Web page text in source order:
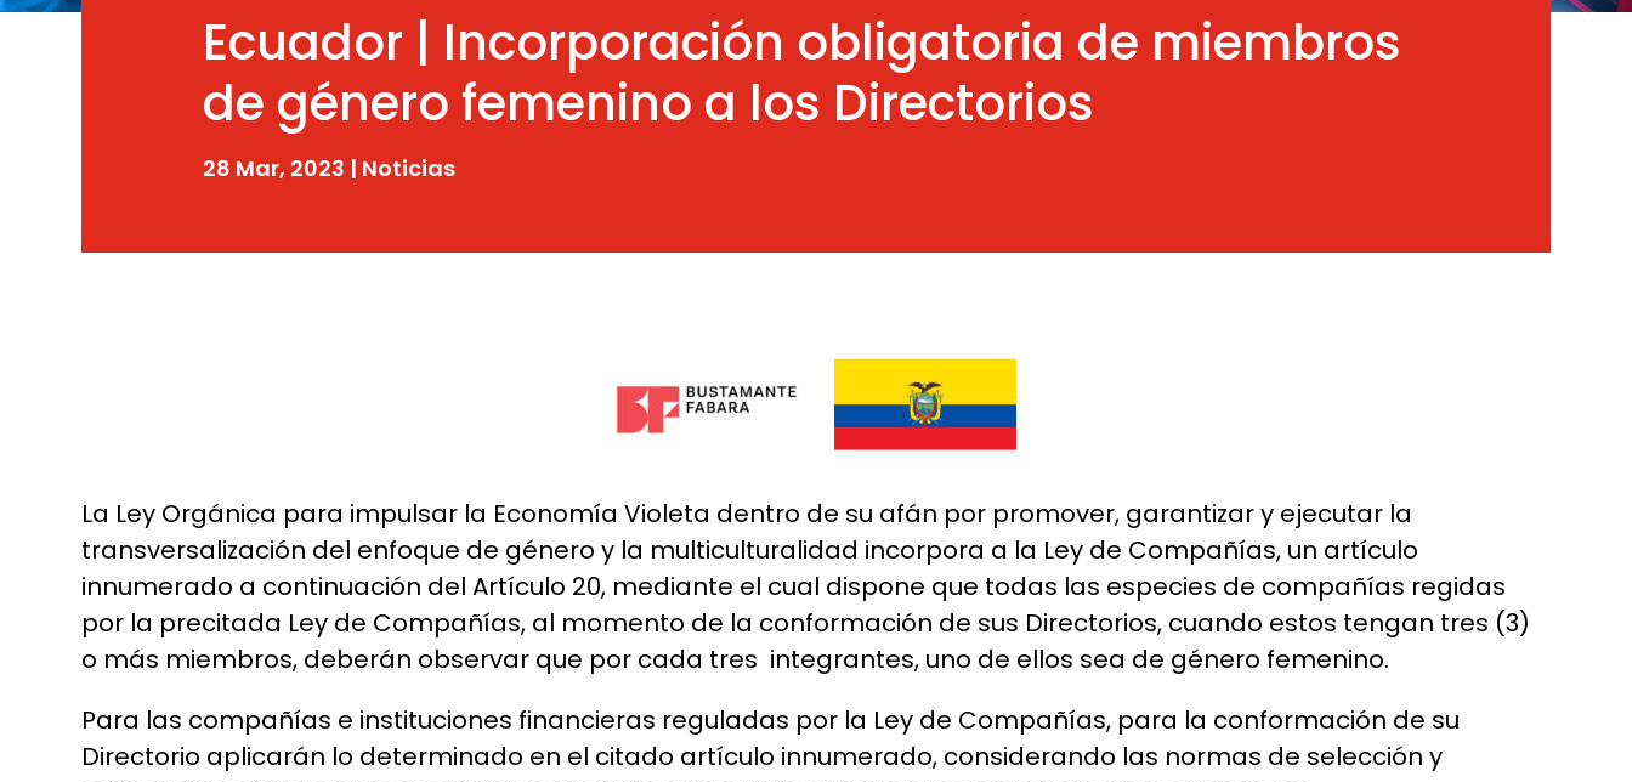
Ecuador | Incorporación obligatoria de miembros
de género femenino a los Directorios
28 Mar, 2023 | Noticias
La Ley Orgánica para impulsar la Economía Violeta dentro de su afán por promover, garantizar y ejecutar la
transversalización del enfoque de género y la multiculturalidad incorpora a la Ley de Compañías, un artículo
innumerado a continuación del Artículo 20, mediante el cual dispone que todas las especies de compañías regidas
por la precitada Ley de Compañías, al momento de la conformación de sus Directorios, cuando estos tengan tres (3)
o más miembros, deberán observar que por cada tres integrantes, uno de ellos sea de género femenino.
Para las compañías e instituciones financieras reguladas por la Ley de Compañías, para la conformación de su
Directorio aplicarán lo determinado en el citado artículo innumerado, considerando las normas de selección y